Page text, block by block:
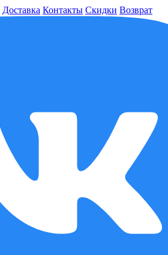
Доставка Контакты Скидки Возврат